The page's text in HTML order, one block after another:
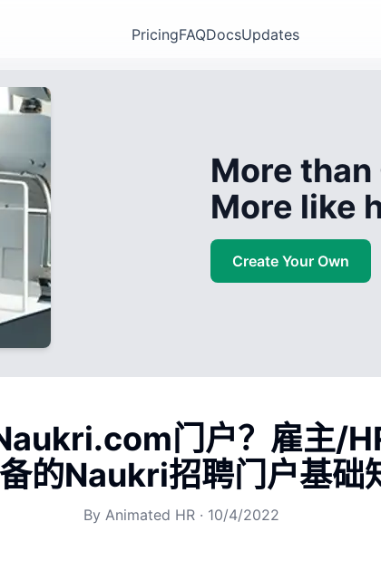
PricingFAQDocsUpdates
More
More like
Create Your Own
门户？雇主/
的Naukri招聘门户基础
By Animated HR · 10/4/2022